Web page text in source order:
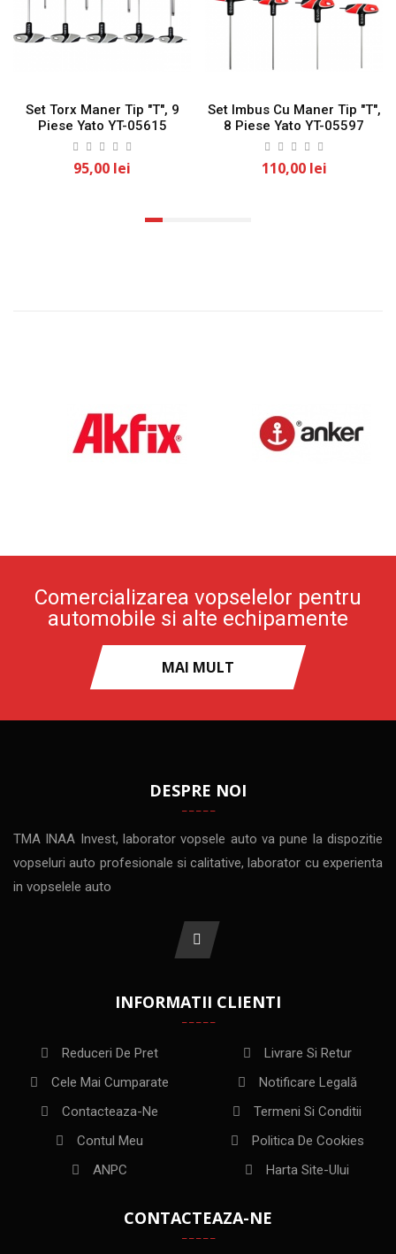
Set Torx Maner Tip "T", 9
Piese Yato YT-05615
95,00 lei
Set Imbus Cu Maner Tip "T",
8 Piese Yato YT-05597
110,00 lei
Comercializarea vopselelor pentru
automobile si alte echipamente
MAI MULT
DESPRE NOI
TMA INAA Invest, laborator vopsele auto va pune la dispozitie
vopseluri auto profesionale si calitative, laborator cu experienta
in vopselele auto
INFORMATII CLIENTI
Reduceri De Pret
Cele Mai Cumparate
Contacteaza-Ne
Contul Meu
ANPC
Livrare Si Retur
Notificare Legală
Termeni Si Conditii
Politica De Cookies
Harta Site-Ului
CONTACTEAZA-NE